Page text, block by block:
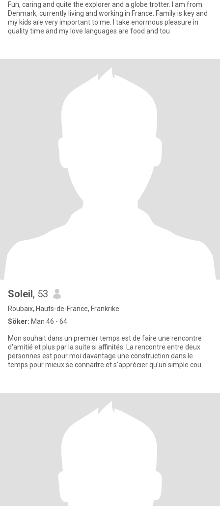
Fun, caring and quite the explorer and a globe trotter. I am from
Denmark, currently living and working in France. Family is key and
my kids are very important to me. I take enormous pleasure in
quality time and my love languages are food and tou
Soleil, 53
Roubaix, Hauts-de-France, Frankrike
Söker: Man 46 - 64
Mon souhait dans un premier temps est de faire une rencontre
d'amitié et plus par la suite si affinités. La rencontre entre deux
personnes est pour moi davantage une construction dans le
temps pour mieux se connaitre et s'apprécier qu'un simple cou